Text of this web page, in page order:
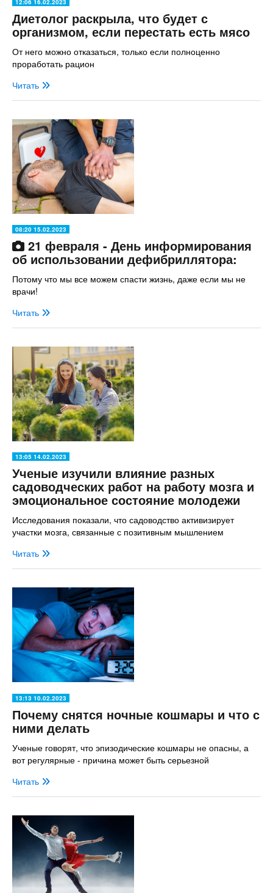
12:06 16.02.2023
Диетолог раскрыла, что будет с
организмом, если перестать есть мясо
От него можно отказаться, только если полноценно
проработать рацион
Читать
08:20 15.02.2023
21 февраля - День информирования
об использовании дефибриллятора:
Потому что мы все можем спасти жизнь, даже если мы не
врачи!
Читать
13:05 14.02.2023
Ученые изучили влияние разных
садоводческих работ на работу мозга и
эмоциональное состояние молодежи
Исследования показали, что садоводство активизирует
участки мозга, связанные с позитивным мышлением
Читать
13:13 10.02.2023
Почему снятся ночные кошмары и что с
ними делать
Ученые говорят, что эпизодические кошмары не опасны, а
вот регулярные - причина может быть серьезной
Читать